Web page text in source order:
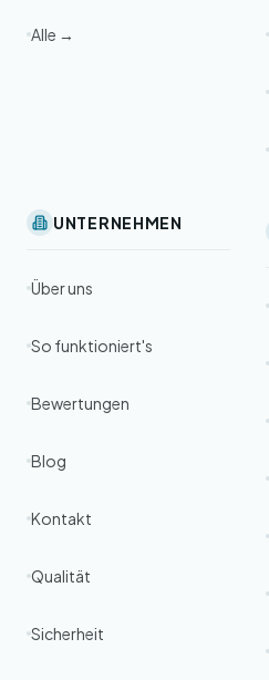
Alle →
UNTERNEHMEN
Über uns
So funktioniert's
Bewertungen
Blog
Kontakt
Qualität
Sicherheit